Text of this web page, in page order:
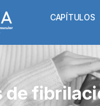
CAPÍTULOS
de